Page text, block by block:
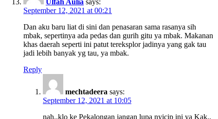
Ulfah Aulia says:
September 12, 2021 at 00:21
Dan aku baru liat di sini dan penasaran sama rasanya sih
mbak, sepertinya ada pedas dan gurih gitu ya mbak. Makanan
khas daerah seperti ini patut tereksplor jadinya yang gak tau
jadi lebih banyak yg tau, ya mbak.
Reply
mechtadeera says:
September 12, 2021 at 10:05
nah..klo ke Pekalongan jangan lupa nyicip ini ya Kak..